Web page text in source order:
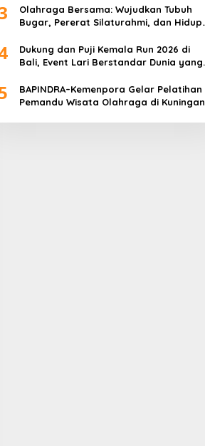
Olahraga Bersama: Wujudkan Tubuh
Bugar, Pererat Silaturahmi, dan Hidup
Dukung dan Puji Kemala Run 2026 di
Bali, Event Lari Berstandar Dunia yang
BAPINDRA–Kemenpora Gelar Pelatihan
Pemandu Wisata Olahraga di Kuningan